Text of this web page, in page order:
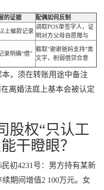
的证据
配偶如何反制
上催款记录
调取POS单签字人，证
明对方父母自愿赠与
录明确“借”
截取“谢谢爸妈支持”类
文字，削弱借贷合意
，须在转账用途中备注
离婚法庭上基本会被认定
股权“只认工
干瞪眼？
初4231号：男方持有某新
期间增值2 100万元。女